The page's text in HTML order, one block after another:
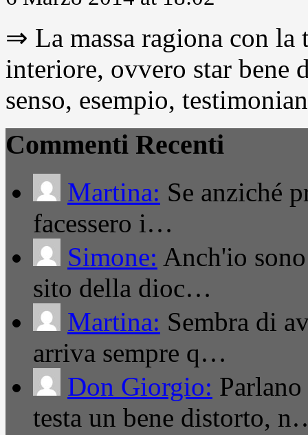
⇒ La massa ragiona con
interiore, ovvero star
senso, esempio,
Commenti Recenti
Martina: Se anziché
facessero i…
Simone: Anch'io
sito della dioc…
Martina: Sembra di
arriva sempre q…
Don Giorgio:
testa un bene distorto,